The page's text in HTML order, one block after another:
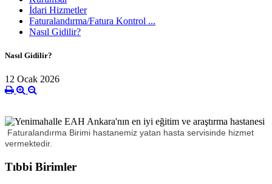
İdari Hizmetler
Faturalandırma/Fatura Kontrol ...
Nasıl Gidilir?
Nasıl Gidilir?
12 Ocak 2026
Faturalandırma Birimi hastanemiz yatan hasta servisinde hizmet
vermektedir.
Tıbbi Birimler